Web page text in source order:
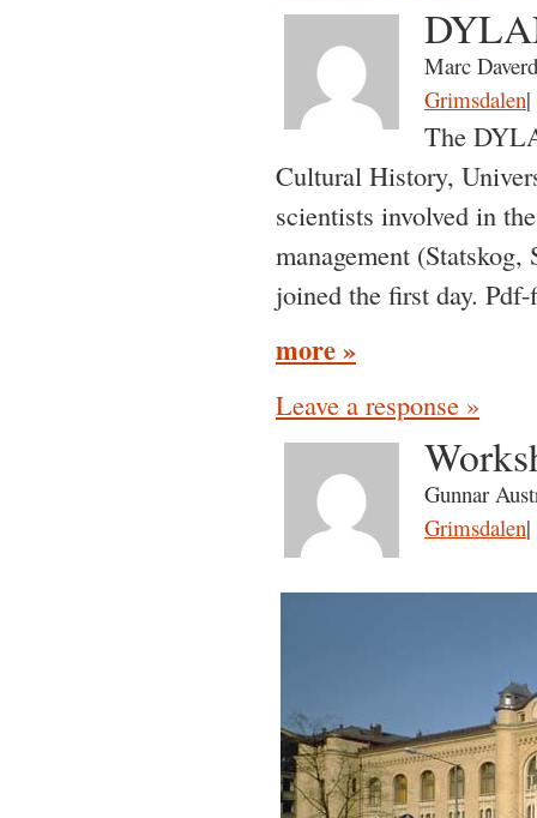
Marc
Grimsdalen|
The
Cultural History,
scientists involved in
management
joined the first day.
more »
Leave a response »
Gunnar
Grimsdalen|